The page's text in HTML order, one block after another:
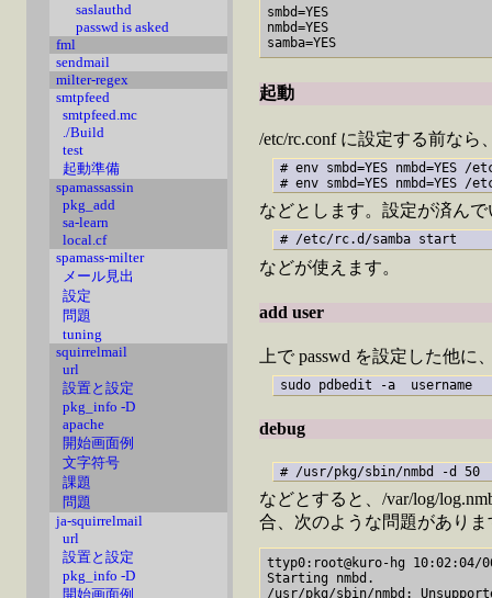
saslauthd
passwd is asked
fml
sendmail
milter-regex
smtpfeed
smtpfeed.mc
./Build
test
起動準備
spamassassin
pkg_add
sa-learn
local.cf
spamass-milter
メール見出
設定
問題
tuning
squirrelmail
url
設置と設定
pkg_info -D
apache
開始画面例
文字符号
課題
問題
ja-squirrelmail
url
設置と設定
pkg_info -D
開始画面例
smbd=YES
nmbd=YES
起動
/etc/rc.conf に設定する前なら
# env smbd=YES nmbd=YES
# env smbd=YES nmbd=YES
などとします。設定が済ん
# /etc/rc.d/samba start
などが使えます。
add user
上で passwd を設定した他
sudo pdbedit -a  username
debug
# /usr/pkg/sbin/nmbd -d 50
などとすると、/var/log/
合、次のような問題がありま
ttyp0:root@kuro-hg
Starting nmbd.
/usr/pkg/sbin/nmbd: